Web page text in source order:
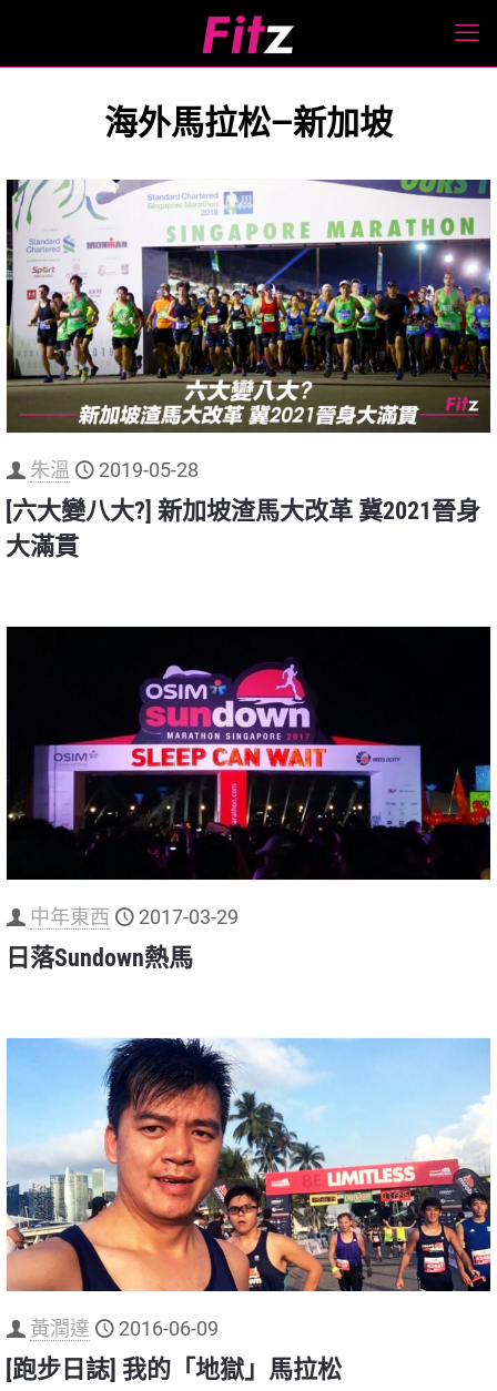
海外馬拉松—新加坡
朱溫 2019-05-28
[六大變八大?] 新加坡渣馬大改革 冀2021晉身
大滿貫
中年東西 2017-03-29
日落Sundown熱馬
黃潤達 2016-06-09
[跑步日誌] 我的「地獄」馬拉松